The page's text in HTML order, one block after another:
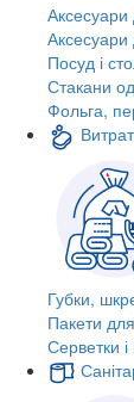
Аксесуари
Аксесуари
Посуд і
Стакани
Фольга,
Губки,
Пакети
Серветки